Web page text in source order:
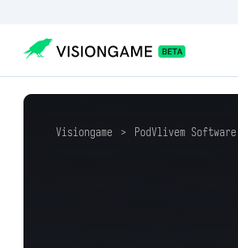
Visiongame > PodVlivem Software